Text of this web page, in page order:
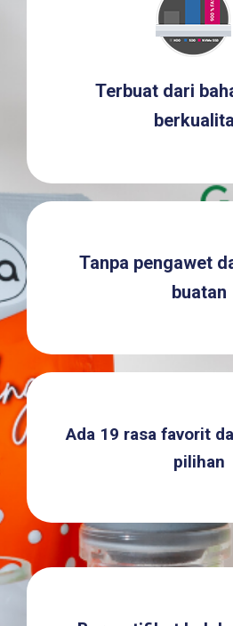
Terbuat dari
Tanpa pengawet
buatan
Ada 19 rasa favorit
pilihan